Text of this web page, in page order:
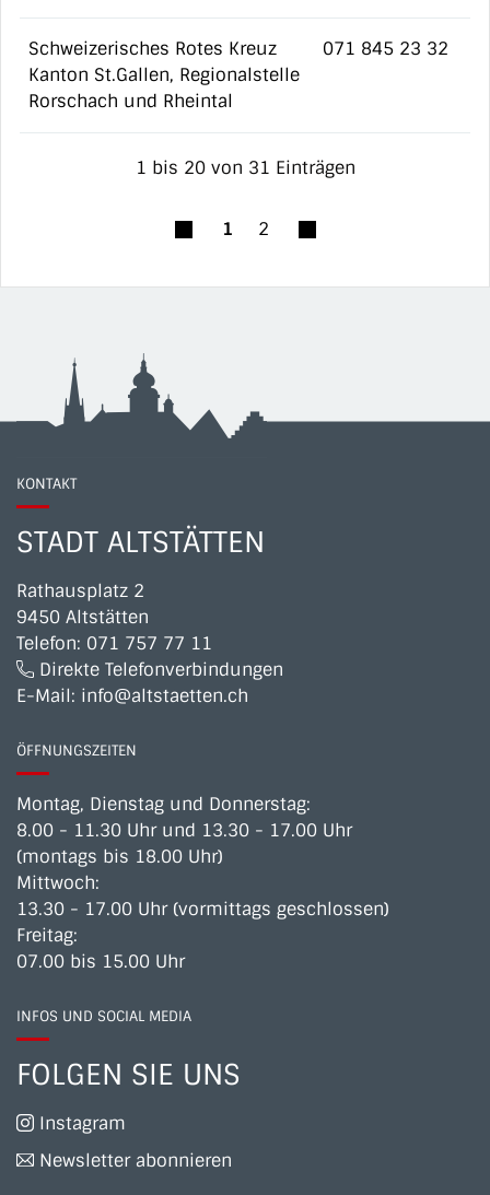
Schweizerisches Rotes Kreuz
Kanton St.Gallen, Regionalstelle
Rorschach und Rheintal
071 845 23 32
1 bis 20 von 31 Einträgen
1 2
KONTAKT
STADT ALTSTÄTTEN
Rathausplatz 2
9450 Altstätten
Telefon: 071 757 77 11
Direkte Telefonverbindungen
E-Mail: info@altstaetten.ch
ÖFFNUNGSZEITEN
Montag, Dienstag und Donnerstag:
8.00 - 11.30 Uhr und 13.30 - 17.00 Uhr
(montags bis 18.00 Uhr)
Mittwoch:
13.30 - 17.00 Uhr (vormittags geschlossen)
Freitag:
07.00 bis 15.00 Uhr
INFOS UND SOCIAL MEDIA
FOLGEN SIE UNS
Instagram
Newsletter abonnieren